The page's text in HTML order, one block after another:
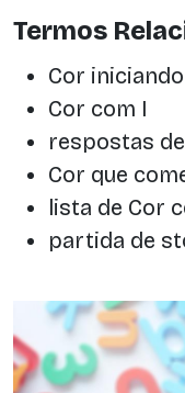
Termos
Cor
Cor com I
respostas
Cor que
lista de Cor
partida de